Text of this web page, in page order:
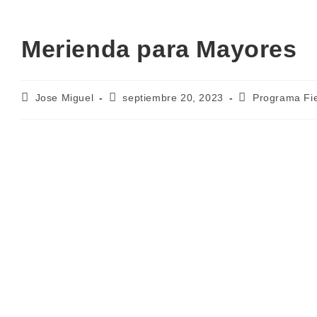
Merienda para Mayores
AutorJose Miguel
Publicación
septiembre 20, 2023
Categoría
Programa